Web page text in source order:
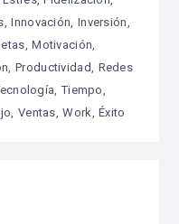
Innovación Inversión
Motivación
Productividad Redes
Tiempo
Ventas Work Éxito